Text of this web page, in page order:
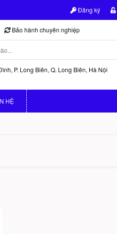
Đăng ký
Bảo hành chuyên nghiệp
P. Long Biên, Q. Long Biên, Hà Nội
HỆ